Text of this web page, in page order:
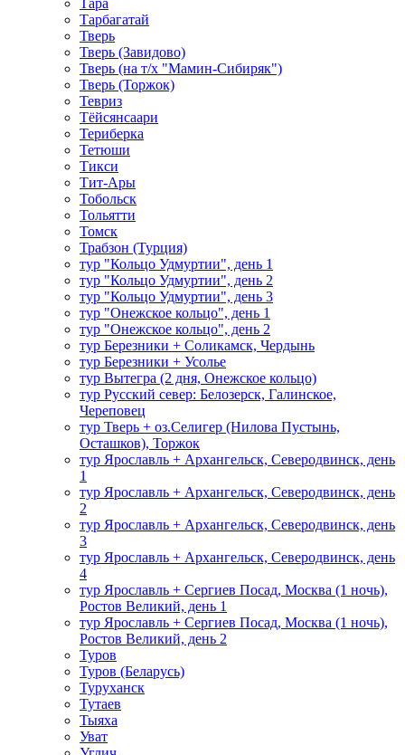
Тара
Тарбагатай
Тверь
Тверь (Завидово)
Тверь (на т/х "Мамин-Сибиряк")
Тверь (Торжок)
Тевриз
Тёйсянсаари
Териберка
Тетюши
Тикси
Тит-Ары
Тобольск
Тольятти
Томск
Трабзон (Турция)
тур "Кольцо Удмуртии", день 1
тур "Кольцо Удмуртии", день 2
тур "Кольцо Удмуртии", день 3
тур "Онежское кольцо", день 1
тур "Онежское кольцо", день 2
тур Березники + Соликамск, Чердынь
тур Березники + Усолье
тур Вытегра (2 дня, Онежское кольцо)
тур Русский север: Белозерск, Галинское,
Череповец
тур Тверь + оз.Селигер (Нилова Пустынь,
Осташков), Торжок
тур Ярославль + Архангельск, Северодвинск, день
1
тур Ярославль + Архангельск, Северодвинск, день
2
тур Ярославль + Архангельск, Северодвинск, день
3
тур Ярославль + Архангельск, Северодвинск, день
4
тур Ярославль + Сергиев Посад, Москва (1 ночь),
Ростов Великий, день 1
тур Ярославль + Сергиев Посад, Москва (1 ночь),
Ростов Великий, день 2
Туров
Туров (Беларусь)
Туруханск
Тутаев
Тыяха
Уват